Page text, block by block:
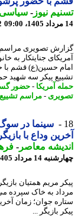
نیوز-سیاسی-
تصویری مراسم
جنایتکار به
حسین(ع) قشم با
پیکر سه شهید حمله
آمریکا- حضور
- مراسم تشییع-
سینما در سوگ
وداع با بازیگر
معاصر-
مرداد 1405، 06:08
به خاک سپرده می
جوان؛ زمان آخرین
بازیگر ...